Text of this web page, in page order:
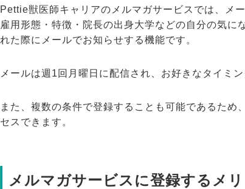
Pettie獣医師キャリアのメルマガサービスでは、メ
雇用形態・特徴・院長の出身大学などの自分の気に
れた際にメールでお知らせする機能です。
メールは週1回月曜日に配信され、お好きなタイミ
また、複数の条件で登録することも可能であるため
セスできます。
メルマガサービスに登録するメリ